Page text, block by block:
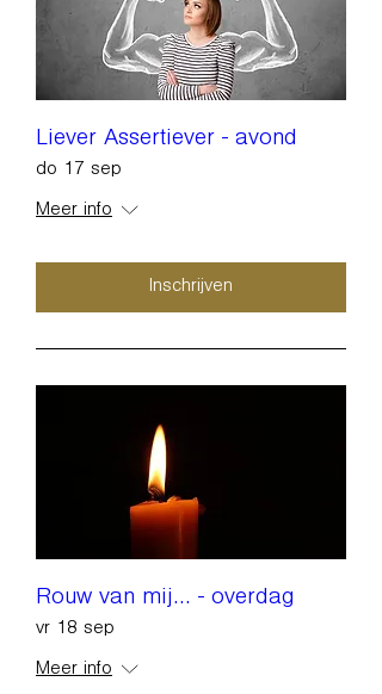
Liever Assertiever - avond
do 17 sep
Meer info
Inschrijven
Rouw van mij... - overdag
vr 18 sep
Meer info